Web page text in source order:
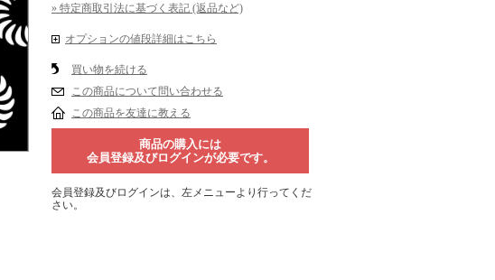
» 特定商取引法に基づく表記 (返品など)
オプションの値段詳細はこちら
買い物を続ける
この商品について問い合わせる
この商品を友達に教える
商品の購入には
会員登録及びログインが必要です。
会員登録及びログインは、左メニューより行ってくだ
さい。